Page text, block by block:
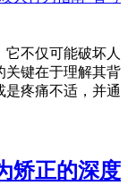
不仅可能破坏人
关键在于理解其背
疼痛不适，并通
矫正的深度